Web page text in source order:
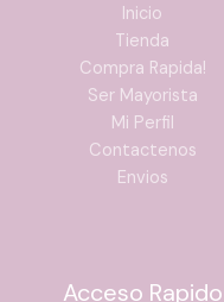
Inicio
Tienda
Compra Rapida!
Ser Mayorista
Mi Perfil
Contactenos
Envios
Acceso Rapido